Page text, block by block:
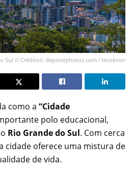
Sul // Créditos: depositphotos.com / lecobron
como a “Cidade
polo educacional,
Rio Grande do Sul. Com cerca
cidade oferece uma mistura de
de vida.